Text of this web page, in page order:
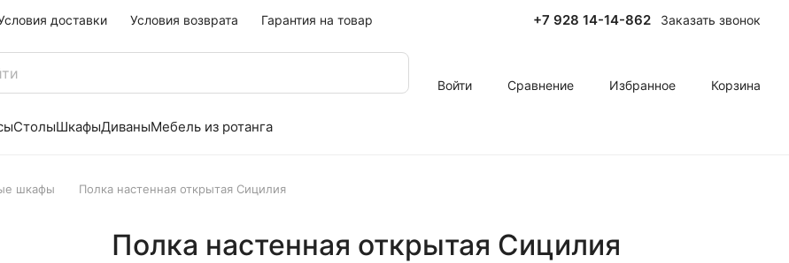
доставки Условия возврата Гарантия на товар +7 928 14-14-862 Заказать звонок
Войти Сравнение Избранное Корзина
СтолыШкафыДиваныМебель из ротанга
шкафы Полка настенная открытая Сицилия
Полка настенная открытая Сицилия